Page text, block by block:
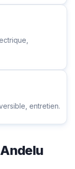
entretien.